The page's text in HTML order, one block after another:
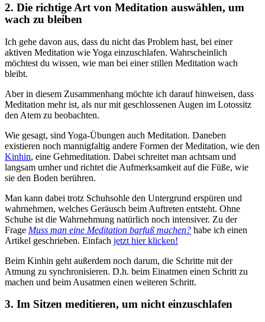
2. Die richtige Art von Meditation auswählen, um
wach zu bleiben
Ich gehe davon aus, dass du nicht das Problem hast, bei einer
aktiven Meditation wie Yoga einzuschlafen. Wahrscheinlich
möchtest du wissen, wie man bei einer stillen Meditation wach
bleibt.
Aber in diesem Zusammenhang möchte ich darauf hinweisen, dass
Meditation mehr ist, als nur mit geschlossenen Augen im Lotossitz
den Atem zu beobachten.
Wie gesagt, sind Yoga-Übungen auch Meditation. Daneben
existieren noch mannigfaltig andere Formen der Meditation, wie den
Kinhin, eine Gehmeditation. Dabei schreitet man achtsam und
langsam umher und richtet die Aufmerksamkeit auf die Füße, wie
sie den Boden berühren.
Man kann dabei trotz Schuhsohle den Untergrund erspüren und
wahrnehmen, welches Geräusch beim Auftreten entsteht. Ohne
Schuhe ist die Wahrnehmung natürlich noch intensiver. Zu der
Frage Muss man eine Meditation barfuß machen? habe ich einen
Artikel geschrieben. Einfach jetzt hier klicken!
Beim Kinhin geht außerdem noch darum, die Schritte mit der
Atmung zu synchronisieren. D.h. beim Einatmen einen Schritt zu
machen und beim Ausatmen einen weiteren Schritt.
3. Im Sitzen meditieren, um nicht einzuschlafen